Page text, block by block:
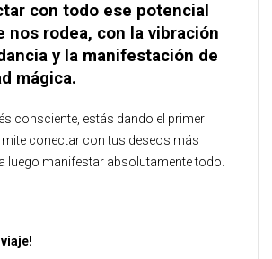
con todo ese potencial
nos rodea, con la vibración
y la manifestación de
mágica.
consciente, estás dando el primer
conectar con tus deseos más
luego manifestar absolutamente todo.